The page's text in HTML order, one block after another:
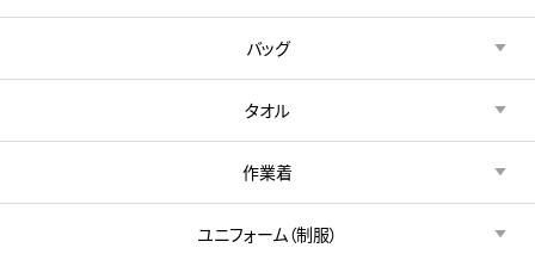
バッグ
タオル
作業着
ユニフォーム（制服）